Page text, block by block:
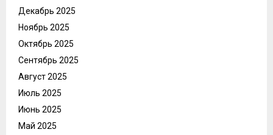
Декабрь 2025
Ноябрь 2025
Октябрь 2025
Сентябрь 2025
Август 2025
Июль 2025
Июнь 2025
Май 2025